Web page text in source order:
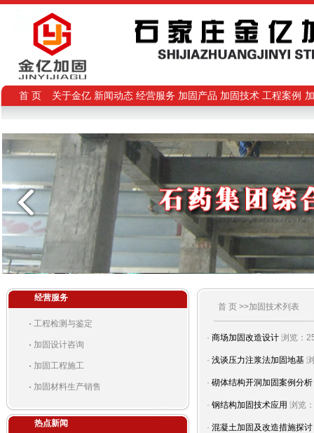
首 页 关于金亿 新闻动态 经营服务 加固产品 加固技术 工程案例
经营服务
·工程检测与鉴定
· 加固设计咨询
· 加固工程施工
· 加固材料生产销售
热点新闻
首 页 >>加固技术列表
· 商场加固改造设计 浏览：
· 浅谈压力注浆法加固地基
· 砌体结构开洞加固案例分析
· 钢结构加固技术应用 浏览
· 混凝土加固及改造措施探讨